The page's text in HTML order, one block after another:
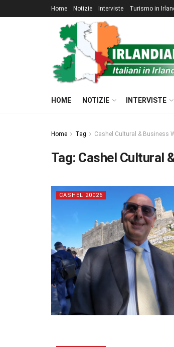
Home Notizie Interviste Turismo in
HOME NOTIZIE INTERVISTE
Home Tag Cashel Cultural & Business
Tag: Cashel Cultural
CASHEL 20026